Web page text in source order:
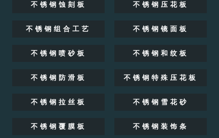
不锈钢蚀刻板 不锈钢压花板
不锈钢组合工艺 不锈钢镜面板
不锈钢喷砂板 不锈钢和纹板
不锈钢防滑板 不锈钢特殊压花板
不锈钢拉丝板 不锈钢雪花砂
不锈钢覆膜板 不锈钢装饰条